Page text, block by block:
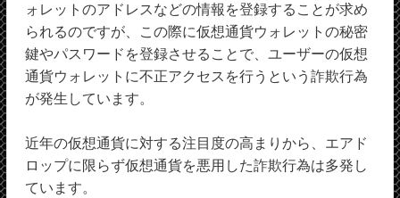
ォレットのアドレスなどの情報を登録することが求め
られるのですが、この際に仮想通貨ウォレットの秘密
鍵やパスワードを登録させることで、ユーザーの仮想
通貨ウォレットに不正アクセスを行うという詐欺行為
が発生しています。
近年の仮想通貨に対する注目度の高まりから、エアド
ロップに限らず仮想通貨を悪用した詐欺行為は多発し
ています。